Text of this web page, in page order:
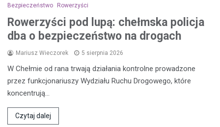
Bezpieczeństwo Rowerzyści
Rowerzyści pod lupą: chełmska policja
dba o bezpieczeństwo na drogach
Mariusz Wieczorek 5 sierpnia 2026
W Chełmie od rana trwają działania kontrolne prowadzone
przez funkcjonariuszy Wydziału Ruchu Drogowego, które
koncentrują…
Czytaj dalej